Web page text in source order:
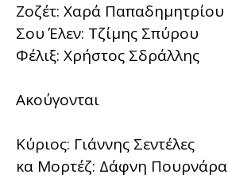
Ζοζέτ: Χαρά Παπαδημητρίου
Σου Έλεν: Τζίμης Σπύρου
Φέλιξ: Χρήστος Σδράλλης
Ακούγονται
Κύριος: Γιάννης Σεντέλες
κα Μορτέζ: Δάφνη Πουρνάρα